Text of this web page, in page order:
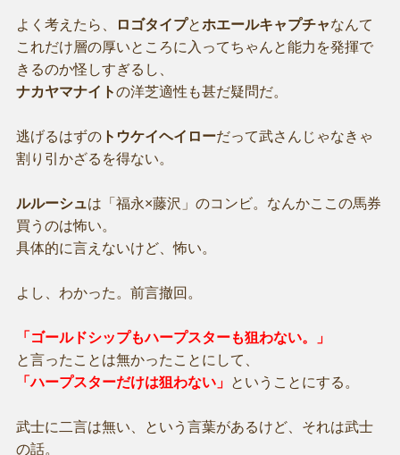
よく考えたら、 ロゴタイプとホエールキャプチャなんて
これだけ層の厚いところに入ってちゃんと能力を発揮で
きるのか怪しすぎるし、
ナカヤマナイトの洋芝適性も甚だ疑問だ。
逃げるはずのトウケイヘイローだって武さんじゃなきゃ
割り引かざるを得ない。
ルルーシュは「福永×藤沢」のコンビ。なんかここの馬券
買うのは怖い。
具体的に言えないけど、怖い。
よし、わかった。前言撤回。
「ゴールドシップもハープスターも狙わない。」
と言ったことは無かったことにして、
「ハープスターだけは狙わない」 ということにする。
武士に二言は無い、という言葉があるけど、それは武士
の話。